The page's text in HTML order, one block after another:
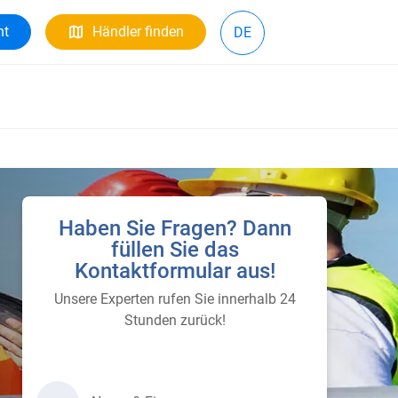
Händler finden DE
Haben Sie Fragen? Dann
füllen Sie das
Kontaktformular aus!
Unsere Experten rufen Sie innerhalb 24
Stunden zurück!